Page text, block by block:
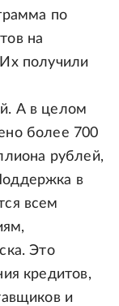
по
на
получили
А в целом
более 700
рублей,
в
всем
Это
кредитов,
и